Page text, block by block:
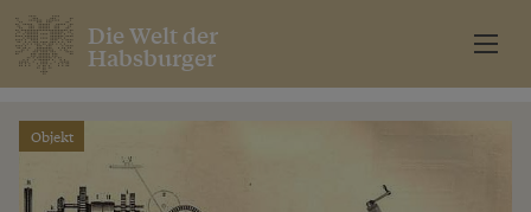
Die Welt der
Habsburger
Objekt